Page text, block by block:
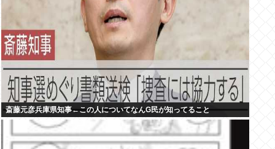
斎藤元彦兵庫県知事←この人についてなんG民が知ってること